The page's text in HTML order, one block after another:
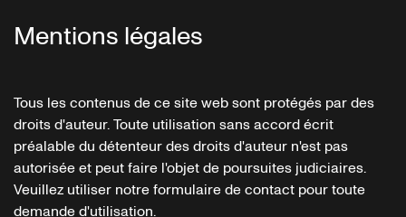
Mentions légales
Tous les contenus de ce site web sont protégés par des
droits d'auteur. Toute utilisation sans accord écrit
préalable du détenteur des droits d'auteur n'est pas
autorisée et peut faire l'objet de poursuites judiciaires.
Veuillez utiliser notre formulaire de contact pour toute
demande d'utilisation.